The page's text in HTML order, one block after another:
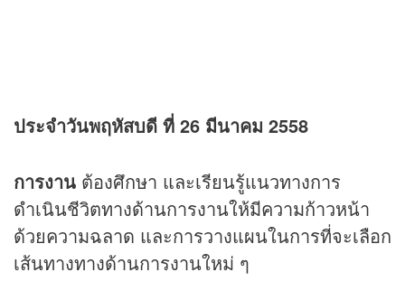
ประจำวันพฤหัสบดี ที่ 26 มีนาคม 2558
การงาน ต้องศึกษา และเรียนรู้แนวทางการ
ดำเนินชีวิตทางด้านการงานให้มีความก้าวหน้า
ด้วยความฉลาด และการวางแผนในการที่จะเลือก
เส้นทางทางด้านการงานใหม่ ๆ